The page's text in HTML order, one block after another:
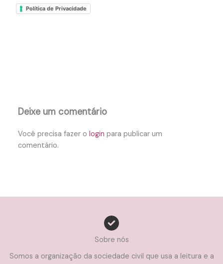
Política de Privacidade
Deixe um comentário
Você precisa fazer ologin para publicar um
comentário.
Sobre nós
Somos a organização da sociedade civil que usa a leitura e a